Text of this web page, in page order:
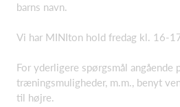
barns navn.
Vi har MINIton hold fredag kl. 16-
For yderligere spørgsmål angående
træningsmuligheder, m.m., benyt
til højre.